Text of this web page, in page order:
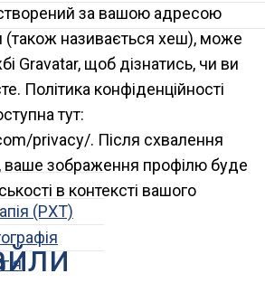
(РХТ)
за вашою адресою
(також називається хеш), може
Gravatar, щоб дізнатись, чи ви
Політика конфіденційності
тут:
privacy/. Після схвалення
ваше зображення профілю буде
в контексті вашого